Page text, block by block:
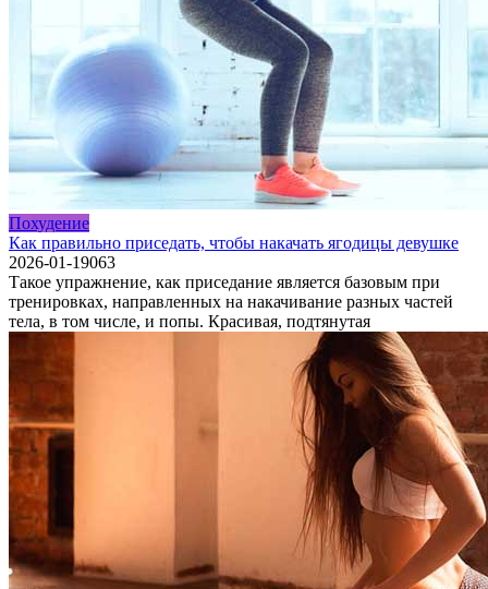
Похудение
Как правильно приседать, чтобы накачать ягодицы девушке
2026-01-19063
Такое упражнение, как приседание является базовым при
тренировках, направленных на накачивание разных частей
тела, в том числе, и попы. Красивая, подтянутая